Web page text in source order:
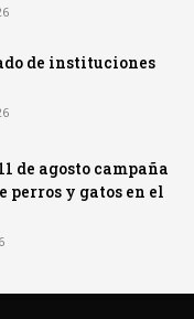
de instituciones
de agosto campaña
perros y gatos en el